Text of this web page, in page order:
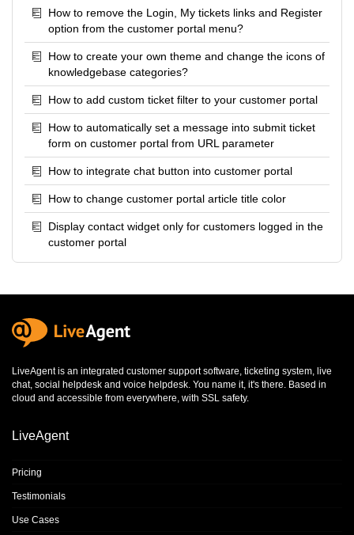
How to remove the Login, My tickets links and Register
option from the customer portal menu?
How to create your own theme and change the icons of
knowledgebase categories?
How to add custom ticket filter to your customer portal
How to automatically set a message into submit ticket
form on customer portal from URL parameter
How to integrate chat button into customer portal
How to change customer portal article title color
Display contact widget only for customers logged in the
customer portal
LiveAgent is an integrated customer support software, ticketing system, live
chat, social helpdesk and voice helpdesk. You name it, it's there. Based in
cloud and accessible from everywhere, with SSL safety.
LiveAgent
Pricing
Testimonials
Use Cases